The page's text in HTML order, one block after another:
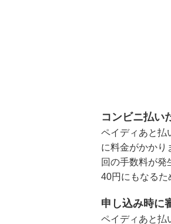
コンビニ払い
ペイディあと払
に料金がかかり
回の手数料が発
40円にもなるた
申し込み時に
ペイディあと払